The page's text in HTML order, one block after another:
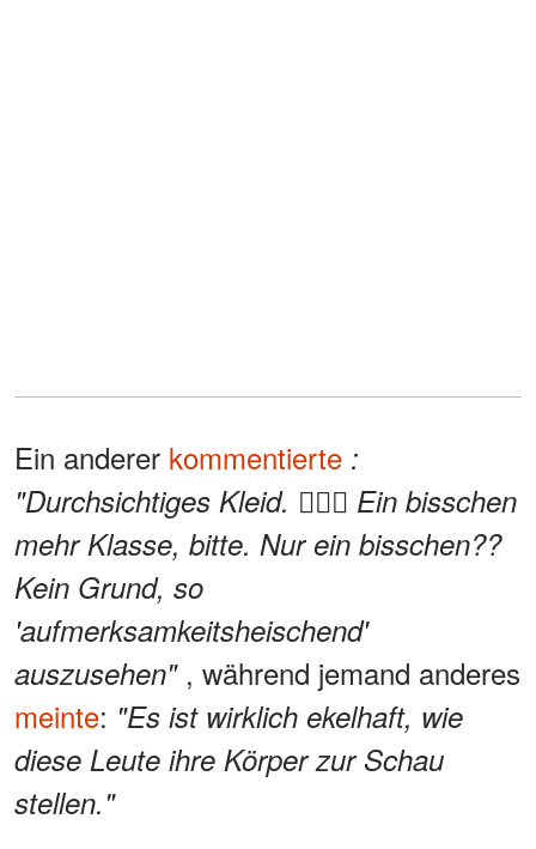
Ein anderer kommentierte :
"Durchsichtiges Kleid. 🤦🏻‍♀️ Ein bisschen
mehr Klasse, bitte. Nur ein bisschen??
Kein Grund, so
'aufmerksamkeitsheischend'
auszusehen" , während jemand anderes
meinte: "Es ist wirklich ekelhaft, wie
diese Leute ihre Körper zur Schau
stellen."